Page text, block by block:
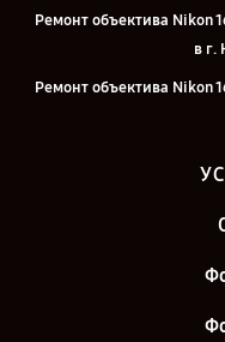
Ремонт объектива Nikon
в г.
Ремонт объектива Nikon
Ремонт объектива Nikon
Ремонт объектива Nikon
в